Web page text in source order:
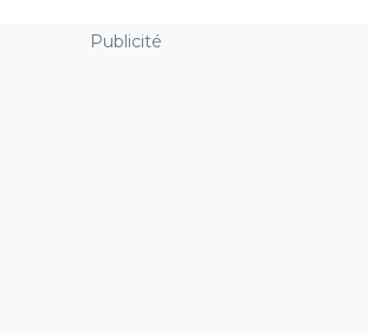
Publicité